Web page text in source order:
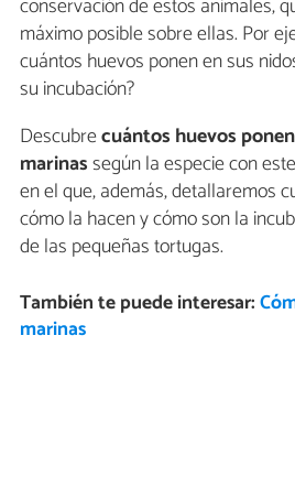
conservación de estos animales,
máximo posible sobre ellas. Por
cuántos huevos ponen en sus
su incubación?
Descubrecuántos huevos
marinassegún la especie con
en el que, además, detallaremos
cómo la hacen y cómo son la
de las pequeñas tortugas.
También te puede interesar:
marinas